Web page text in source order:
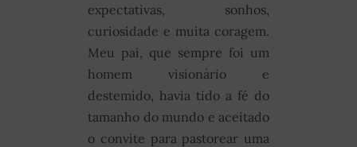
expectativas, sonhos,
curiosidade e muita coragem.
Meu pai, que sempre foi um
homem visionário e
destemido, havia tido a fé do
tamanho do mundo e aceitado
o convite para pastorear uma